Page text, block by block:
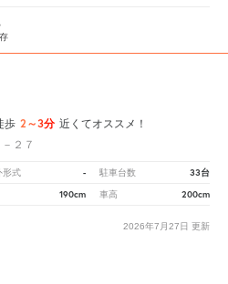
歩 2～3分 近くてオススメ！
２７
形式 - 駐車台数 33台
190cm 車高 200cm
2026年7月27日 更新